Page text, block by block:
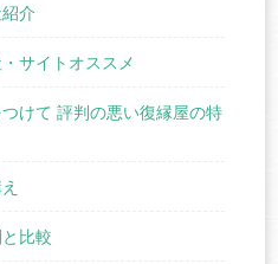
介
サイトオススメ
けて 評判の悪い復縁屋の特
比較